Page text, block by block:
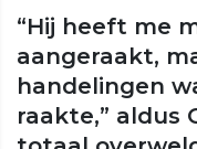
“Hij heeft me
aangeraakt,
handelingen
raakte,” aldus